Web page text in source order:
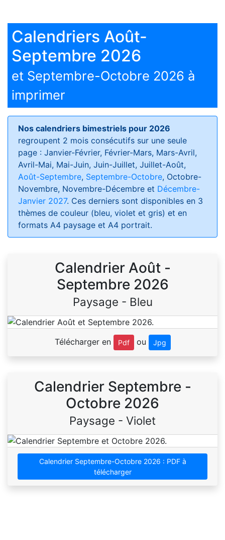
Calendriers Août-
Septembre 2026
et Septembre-Octobre 2026 à
imprimer
Nos calendriers bimestriels pour 2026
regroupent 2 mois consécutifs sur une seule
page : Janvier-Février, Février-Mars, Mars-Avril,
Avril-Mai, Mai-Juin, Juin-Juillet, Juillet-Août,
Août-Septembre, Septembre-Octobre, Octobre-
Novembre, Novembre-Décembre et Décembre-
Janvier 2027. Ces derniers sont disponibles en 3
thèmes de couleur (bleu, violet et gris) et en
formats A4 paysage et A4 portrait.
Calendrier Août -
Septembre 2026
Paysage - Bleu
Télécharger en Pdf ou Jpg
Calendrier Septembre -
Octobre 2026
Paysage - Violet
Calendrier Septembre-Octobre 2026 : PDF à
télécharger